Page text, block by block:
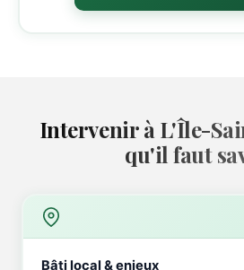
Intervenir à L'Île-
qu'il faut
Bâti local & enjeux